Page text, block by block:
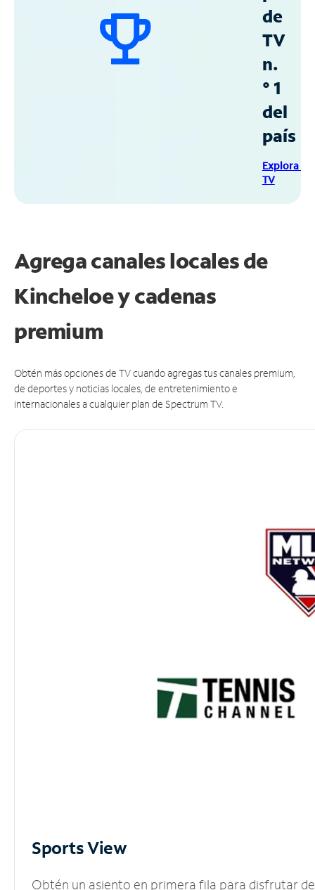
de
TV
n.
° 1
del
país
Explora
TV
Agrega canales locales de
Kincheloe y cadenas
premium
Obtén más opciones de TV cuando agregas tus canales premium,
de deportes y noticias locales, de entretenimiento e
internacionales a cualquier plan de Spectrum TV.
Sports View
Obtén un asiento en primera fila para disfrutar